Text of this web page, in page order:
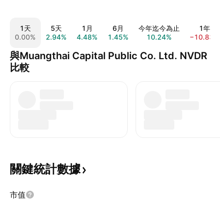
1天
0.00%
5天
2.94%
1月
4.48%
6月
1.45%
今年迄今為止
10.24%
1年
−10.83%
與Muangthai Capital Public Co. Ltd. NVDR
比較
關鍵統計數據
市值